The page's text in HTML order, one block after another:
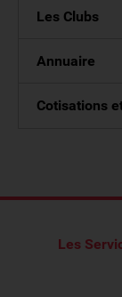
Les Clubs
Annuaire
Cotisations
Les